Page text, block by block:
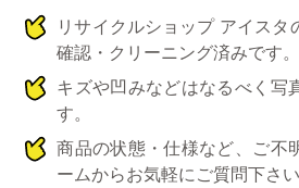
リサイクルショップ アイスタ
確認・クリーニング済みです。
キズや凹みなどはなるべく写
す。
商品の状態・仕様など、ご不
ームからお気軽にご質問下さい